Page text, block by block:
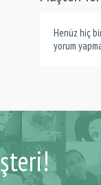
Henüz hiç
yorum